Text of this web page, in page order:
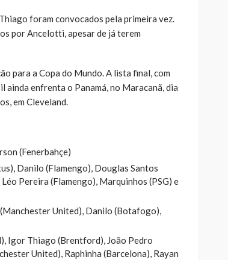
foram convocados pela primeira vez.
por Ancelotti, apesar de já terem
para a Copa do Mundo. A lista final, com
ainda enfrenta o Panamá, no Maracanã, dia
em Cleveland.
(Fenerbahçe)
Danilo (Flamengo), Douglas Santos
Pereira (Flamengo), Marquinhos (PSG) e
United), Danilo (Botafogo),
Igor Thiago (Brentford), João Pedro
United), Raphinha (Barcelona), Rayan